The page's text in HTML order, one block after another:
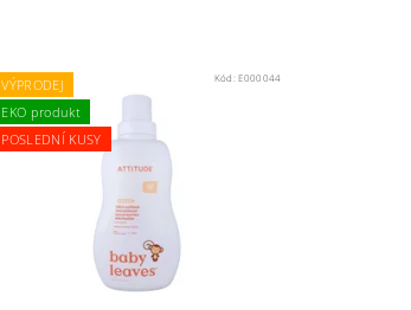
VÝPRODEJ
EKO produkt
POSLEDNÍ KUSY
Kód:E000044